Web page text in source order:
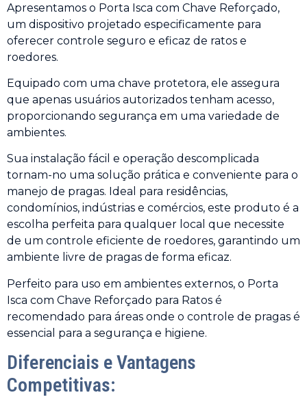
Apresentamos o Porta Isca com Chave Reforçado,
um dispositivo projetado especificamente para
oferecer controle seguro e eficaz de ratos e
roedores.
Equipado com uma chave protetora, ele assegura
que apenas usuários autorizados tenham acesso,
proporcionando segurança em uma variedade de
ambientes.
Sua instalação fácil e operação descomplicada
tornam-no uma solução prática e conveniente para o
manejo de pragas. Ideal para residências,
condomínios, indústrias e comércios, este produto é a
escolha perfeita para qualquer local que necessite
de um controle eficiente de roedores, garantindo um
ambiente livre de pragas de forma eficaz.
Perfeito para uso em ambientes externos, o Porta
Isca com Chave Reforçado para Ratos é
recomendado para áreas onde o controle de pragas é
essencial para a segurança e higiene.
Diferenciais e Vantagens
Competitivas: